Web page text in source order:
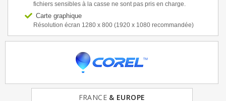
fichiers sensibles à la casse ne sont pas pris en charge.
Carte graphique
Résolution écran 1280 x 800 (1920 x 1080 recommandée)
FRANCE & EUROPE